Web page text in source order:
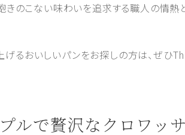
きのこない味わいを追求する職人の情熱
るおいしいパンをお探しの方は、ぜひ
ルで贅沢なクロワッ